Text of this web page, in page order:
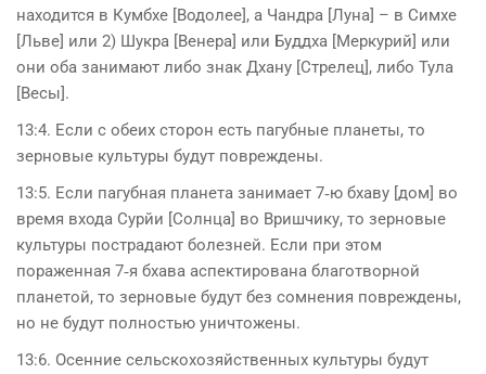
находится в Кумбхе [Водолее], а Чандра [Луна] – в Симхе
[Льве] или 2) Шукра [Венера] или Буддха [Меркурий] или
они оба занимают либо знак Дхану [Стрелец], либо Тула
[Весы].
13:4. Если с обеих сторон есть пагубные планеты, то
зерновые куль­туры будут повреждены.
13:5. Если пагубная планета занимает 7‑ю бхаву [дом] во
время входа Сурйи [Солнца] во Вришчику, то зерновые
культуры пострадают болезней. Если при этом
пораженная 7‑я бхава аспектирована благо­творной
планетой, то зерновые будут без сомнения повреждены,
но не будут полностью уничтожены.
13:6. Осенние сельскохозяйственных культуры будут